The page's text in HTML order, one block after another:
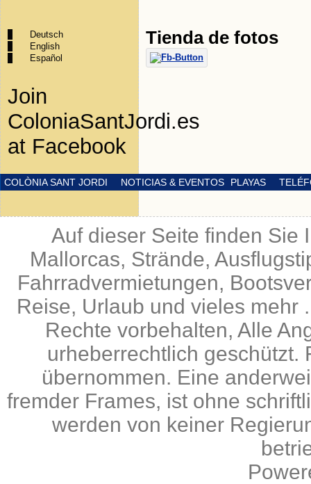
COLÒNIA SANT JORDI NOTICIAS & EVENTOS PLAYAS
Deutsch
English
Español
Join
ColoniaSantJordi.es
at Facebook
Tienda de fotos
Auf dieser Seite finden Sie
Mallorcas, Strände,
Fahrradvermietungen,
Reise, Urlaub und vieles mehr
Rechte vorbehalten, Alle
urheberrechtlich geschützt.
übernommen. Eine
fremder Frames, ist ohne
werden von keiner